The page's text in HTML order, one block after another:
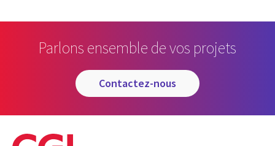
Parlons ensemble de vos projets
contactez-nous